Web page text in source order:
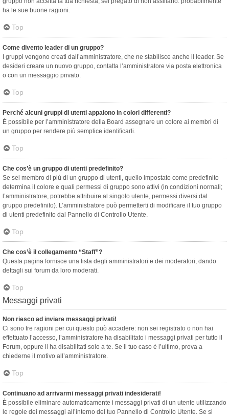
ha le sue buone ragioni.
Top
Come divento leader di un gruppo?
I gruppi vengono creati dall’amministratore, che ne stabilisce anche il leader. Se
desideri creare un nuovo gruppo, contatta l’amministratore via posta elettronica
o con un messaggio privato.
Top
Perché alcuni gruppi di utenti appaiono in colori differenti?
È possibile per l’amministratore della Board assegnare un colore ai membri di
un gruppo per rendere più semplice identificarli.
Top
Che cos’è un gruppo di utenti predefinito?
Se sei membro di più di un gruppo di utenti, quello impostato come predefinito
determina il colore e quali permessi di gruppo sono attivi (in condizioni normali;
l’amministratore, potrebbe attribuire al singolo utente, permessi diversi dal
gruppo predefinito). L’amministratore può permetterti di modificare il tuo gruppo
di utenti predefinito dal Pannello di Controllo Utente.
Top
Che cos’è il collegamento “Staff”?
Questa pagina fornisce una lista degli amministratori e dei moderatori, dando
dettagli sui forum da loro moderati.
Top
Messaggi privati
Non riesco ad inviare messaggi privati!
Ci sono tre ragioni per cui questo può accadere: non sei registrato o non hai
effettuato l’accesso, l’amministratore ha disabilitato i messaggi privati per tutto il
Forum, oppure li ha disabilitati solo a te. Se il tuo caso è l’ultimo, prova a
chiederne il motivo all’amministratore.
Top
Continuano ad arrivarmi messaggi privati indesiderati!
È possibile eliminare automaticamente i messaggi privati ​​di un utente utilizzando
le regole dei messaggi all’interno del tuo Pannello di Controllo Utente. Se si